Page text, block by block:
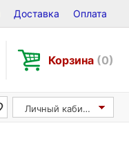
Доставка Оплата
Корзина (0)
Личный кабинет